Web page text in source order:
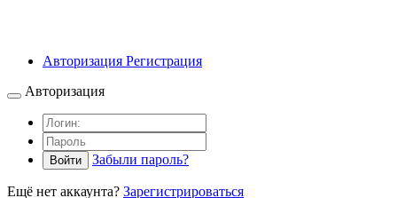
Авторизация Регистрация
Авторизация
Войти Забыли пароль?
Ещё нет аккаунта? Зарегистрироваться